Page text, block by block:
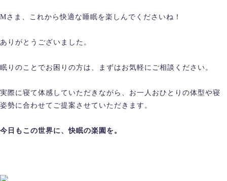
Mさま、これから快適な睡眠を楽しんでくださいね！
ありがとうございました。
眠りのことでお困りの方は、まずはお気軽にご相談ください。
実際に寝て体感していただきながら、お一人おひとりの体型や寝
姿勢に合わせてご提案させていただきます。
今日もこの世界に、快眠の楽園を。